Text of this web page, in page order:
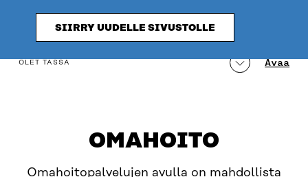
SIIRRY UUDELLE SIVUSTOLLE
OMAHOITO
Omahoitopalvelujen avulla on mahdollista
table_of_contents
OLET TÄSSÄ Avaa